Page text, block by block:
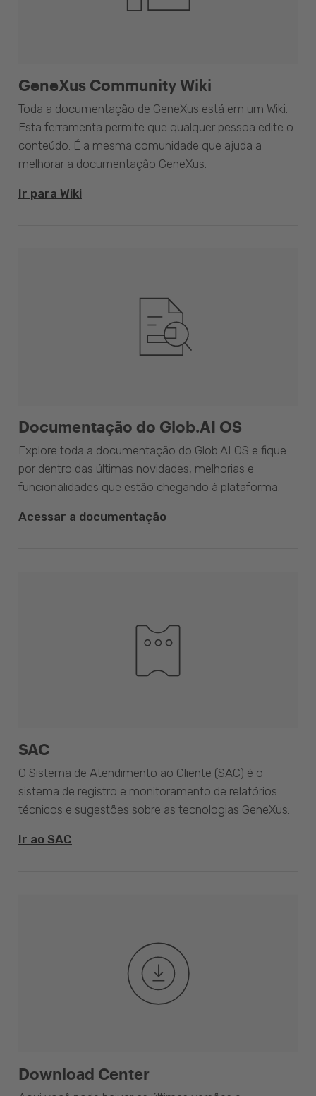
GeneXus Community Wiki
Toda a documentação de GeneXus está em um Wiki.
Esta ferramenta permite que qualquer pessoa edite o
conteúdo. É a mesma comunidade que ajuda a
melhorar a documentação GeneXus.
Ir para Wiki
Documentação do Glob.AI OS
Explore toda a documentação do Glob.AI OS e fique
por dentro das últimas novidades, melhorias e
funcionalidades que estão chegando à plataforma.
Acessar a documentação
SAC
O Sistema de Atendimento ao Cliente (SAC) é o
sistema de registro e monitoramento de relatórios
técnicos e sugestões sobre as tecnologias GeneXus.
Ir ao SAC
Download Center